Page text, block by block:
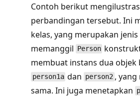
Contoh berikut
perbandingan tersebut. Ini
kelas, yang merupakan
memanggil Person
membuat instans dua objek
person1a dan person2 ,
sama. Ini juga menetapkan